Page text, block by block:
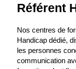
Référent
Nos centres de
Handicap dédié,
les personnes
communication